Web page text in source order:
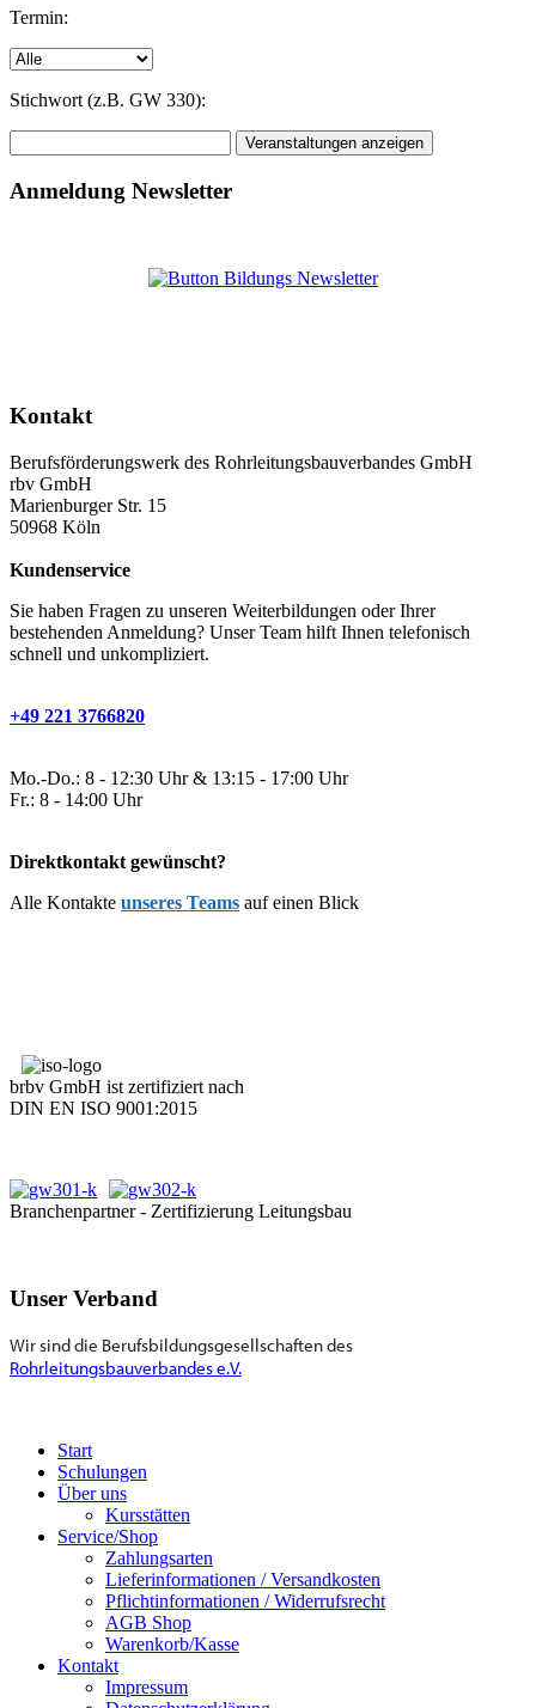
Termin:
Stichwort (z.B. GW 330):
Anmeldung Newsletter
Kontakt
Berufsförderungswerk des Rohrleitungsbauverbandes GmbH
rbv GmbH
Marienburger Str. 15
50968 Köln
Kundenservice
Sie haben Fragen zu unseren Weiterbildungen oder Ihrer
bestehenden Anmeldung? Unser Team hilft Ihnen telefonisch
schnell und unkompliziert.
+49 221 3766820
Mo.-Do.: 8 - 12:30 Uhr & 13:15 - 17:00 Uhr
Fr.: 8 - 14:00 Uhr
Direktkontakt gewünscht?
Alle Kontakte unseres Teams auf einen Blick
brbv GmbH ist zertifiziert nach
DIN EN ISO 9001:2015
Branchenpartner - Zertifizierung Leitungsbau
Unser Verband
Wir sind die Berufsbildungsgesellschaften des
Rohrleitungsbauverbandes e.V.
Start
Schulungen
Über uns
Kursstätten
Service/Shop
Zahlungsarten
Lieferinformationen / Versandkosten
Pflichtinformationen / Widerrufsrecht
AGB Shop
Warenkorb/Kasse
Kontakt
Impressum